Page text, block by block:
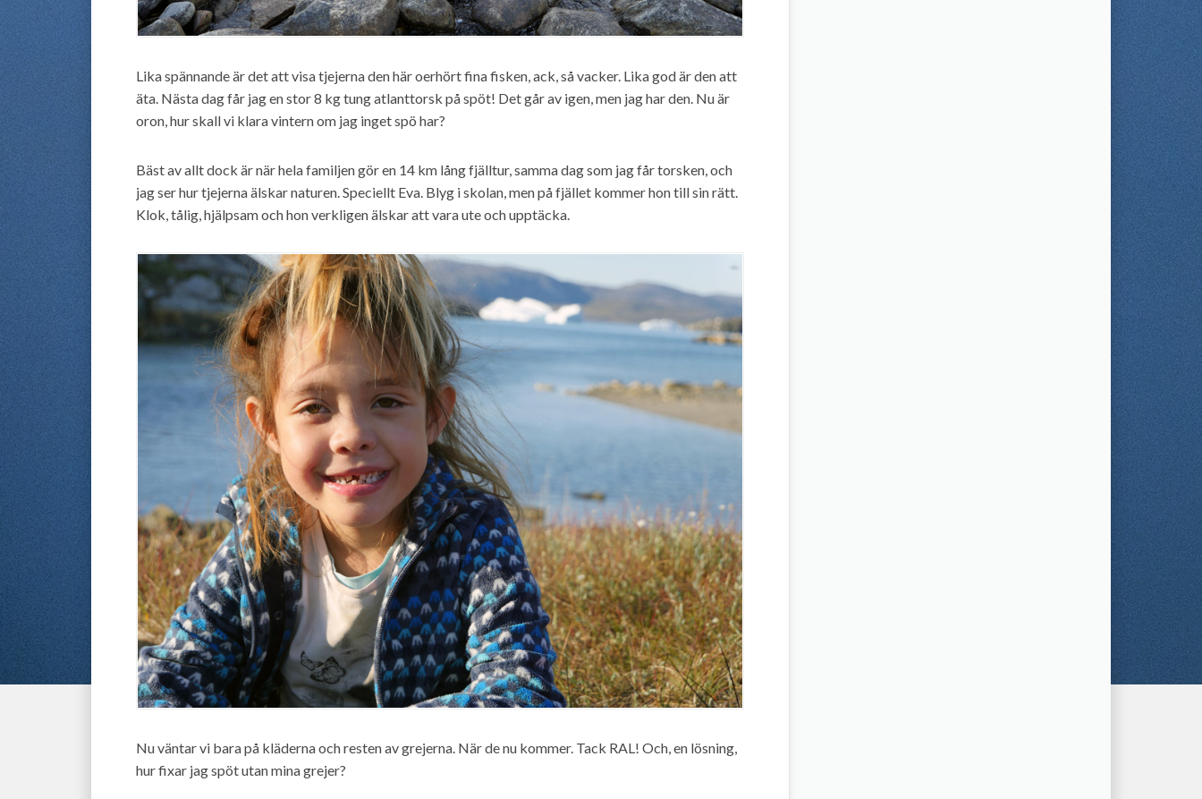
Lika spännande är det att visa tjejerna den här oerhört fina fisken, ack, så vacker. Lika god är den att
äta. Nästa dag får jag en stor 8 kg tung atlanttorsk på spöt! Det går av igen, men jag har den. Nu är
oron, hur skall vi klara vintern om jag inget spö har?
Bäst av allt dock är när hela familjen gör en 14 km lång fjälltur, samma dag som jag får torsken, och
jag ser hur tjejerna älskar naturen. Speciellt Eva. Blyg i skolan, men på fjället kommer hon till sin rätt.
Klok, tålig, hjälpsam och hon verkligen älskar att vara ute och upptäcka.
Nu väntar vi bara på kläderna och resten av grejerna. När de nu kommer. Tack RAL! Och, en lösning,
hur fixar jag spöt utan mina grejer?